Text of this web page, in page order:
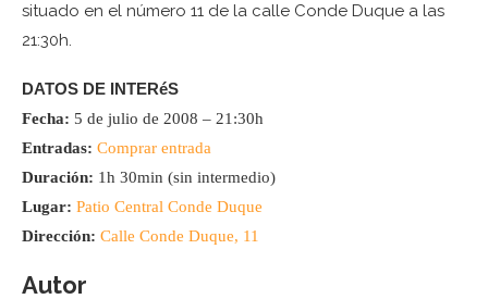
situado en el número 11 de la calle Conde Duque a las
21:30h.
DATOS DE INTERéS
Fecha: 5 de julio de 2008 – 21:30h
Entradas: Comprar entrada
Duración: 1h 30min (sin intermedio)
Lugar: Patio Central Conde Duque
Dirección: Calle Conde Duque, 11
Autor